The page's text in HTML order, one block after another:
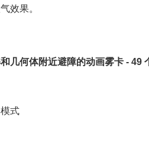
效果。
几何体附近避障的动画雾卡 - 49
式